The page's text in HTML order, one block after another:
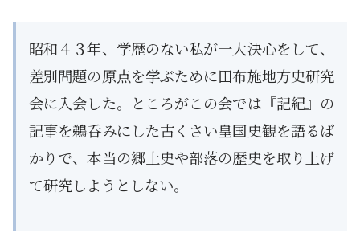
昭和４３年、学歴のない私が一大決心をして、
差別問題の原点を学ぶために田布施地方史研究
会に入会した。ところがこの会では『記紀』の
記事を鵜呑みにした古くさい皇国史観を語るば
かりで、本当の郷土史や部落の歴史を取り上げ
て研究しようとしない。